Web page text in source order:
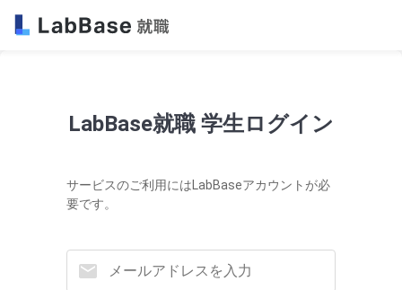
LabBase就職 学生ログイン
サービスのご利用にはLabBaseアカウントが必
要です。